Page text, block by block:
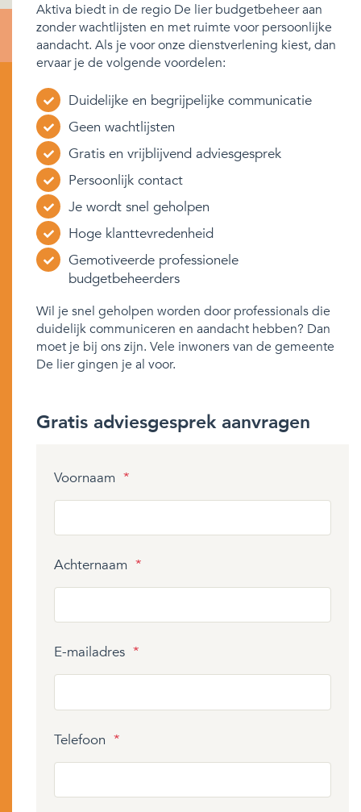
Aktiva biedt in de regio De lier budgetbeheer aan
zonder wachtlijsten en met ruimte voor persoonlijke
aandacht. Als je voor onze dienstverlening kiest, dan
ervaar je de volgende voordelen:
Duidelijke en begrijpelijke communicatie
Geen wachtlijsten
Gratis en vrijblijvend adviesgesprek
Persoonlijk contact
Je wordt snel geholpen
Hoge klanttevredenheid
Gemotiveerde professionele
budgetbeheerders
Wil je snel geholpen worden door professionals die
duidelijk communiceren en aandacht hebben? Dan
moet je bij ons zijn. Vele inwoners van de gemeente
De lier gingen je al voor.
Gratis adviesgesprek aanvragen
Voornaam *
Achternaam *
E-mailadres *
Telefoon *